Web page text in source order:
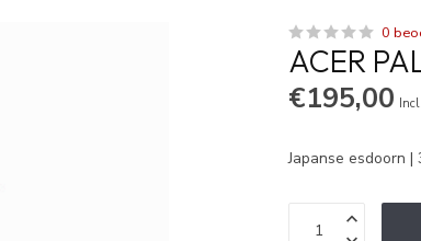
0
ACER
€195,00
Japanse esdoorn